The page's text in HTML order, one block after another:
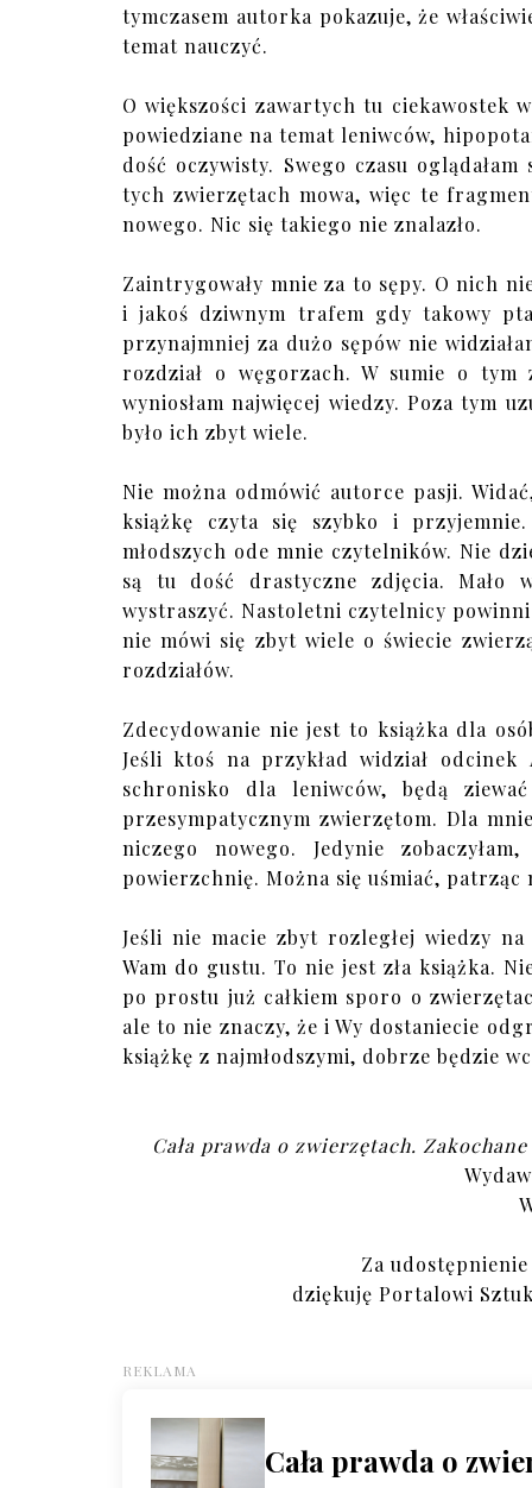
tymczasem autorka pokazuje, że
temat nauczyć.
O większości zawartych tu ciekawostek
powiedziane na temat leniwców,
dość oczywisty. Swego czasu
tych zwierzętach mowa, więc te
nowego. Nic się takiego nie znalazło.
Zaintrygowały mnie za to sępy. O nich
i jakoś dziwnym trafem gdy takowy
przynajmniej za dużo sępów nie
rozdział o węgorzach. W sumie o
wyniosłam najwięcej wiedzy. Poza tym
było ich zbyt wiele.
Nie można odmówić autorce pasji.
książkę czyta się szybko i
młodszych ode mnie czytelników. Nie
są tu dość drastyczne zdjęcia. Mało
wystraszyć. Nastoletni czytelnicy
nie mówi się zbyt wiele o świecie
rozdziałów.
Zdecydowanie nie jest to książka dla
Jeśli ktoś na przykład widział odcinek
schronisko dla leniwców, będą
przesympatycznym zwierzętom. Dla
niczego nowego. Jedynie
powierzchnię. Można się uśmiać, patrząc
Jeśli nie macie zbyt rozległej wiedzy
Wam do gustu. To nie jest zła książka.
po prostu już całkiem sporo o
ale to nie znaczy, że i Wy dostaniecie
książkę z najmłodszymi, dobrze będzie
Cała prawda o zwierzętach.
Za
dziękuję Portalowi